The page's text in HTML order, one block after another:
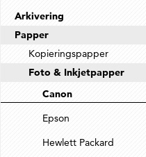
Arkivering
Papper
Kopieringspapper
Foto & Inkjetpapper
Canon
Epson
Hewlett Packard